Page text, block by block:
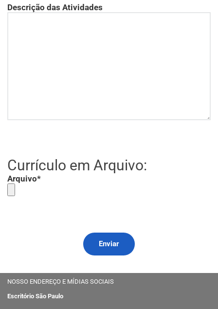
Descrição das Atividades
Currículo em Arquivo:
Arquivo*
NOSSO ENDEREÇO E MÍDIAS SOCIAIS
Escritório São Paulo